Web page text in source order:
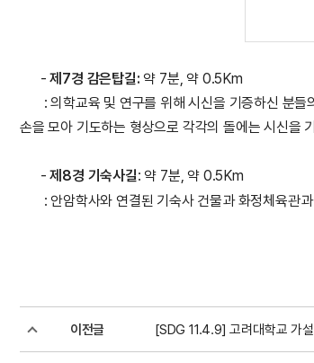
-제7경 감은탑길:약 7분, 약 0.5Km
: 의학교육 및 연구를 위해 시신을 기증하신 분들
손을 모아 기도하는 형상으로 각각의 돌에는 시신을
-제8경 기숙사길: 약 7분, 약 0.5Km
: 안암학사와 연결된 기숙사 건물과 화정체육관과
이전글 [SDG 11.4.9] 고려대학교 가